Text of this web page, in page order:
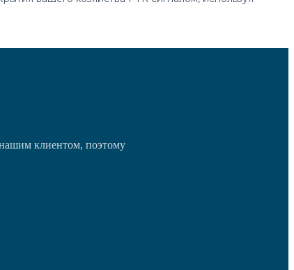
клиентом, поэтому